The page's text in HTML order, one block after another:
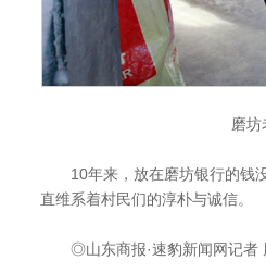
磨坊
10年来，放在磨坊银行的钱没
直维系着村民们的淳朴与诚信。
◎山东商报·速豹新闻网记者